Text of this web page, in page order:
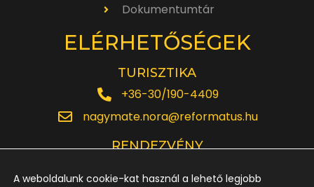
Dokumentumtár
ELÉRHETŐSÉGEK
TURISZTIKA
+36-30/190-4409
nagymate.nora@reformatus.hu
RENDEZVÉNY
A weboldalunk cookie-kat használ a lehető legjobb